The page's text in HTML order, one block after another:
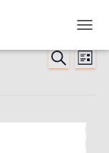
LA
LISTE